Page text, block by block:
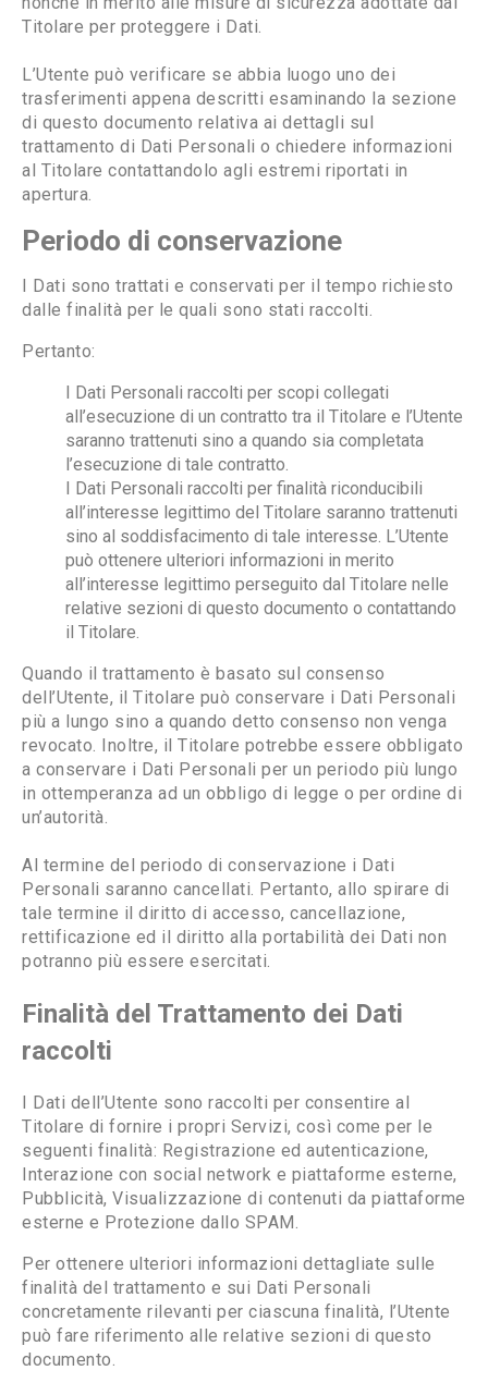
Titolare per proteggere i Dati.
L’Utente può verificare se abbia luogo uno dei
trasferimenti appena descritti esaminando la sezione
di questo documento relativa ai dettagli sul
trattamento di Dati Personali o chiedere informazioni
al Titolare contattandolo agli estremi riportati in
apertura.
Periodo di conservazione
I Dati sono trattati e conservati per il tempo richiesto
dalle finalità per le quali sono stati raccolti.
Pertanto:
I Dati Personali raccolti per scopi collegati
all’esecuzione di un contratto tra il Titolare e l’Utente
saranno trattenuti sino a quando sia completata
l’esecuzione di tale contratto.
I Dati Personali raccolti per finalità riconducibili
all’interesse legittimo del Titolare saranno trattenuti
sino al soddisfacimento di tale interesse. L’Utente
può ottenere ulteriori informazioni in merito
all’interesse legittimo perseguito dal Titolare nelle
relative sezioni di questo documento o contattando
il Titolare.
Quando il trattamento è basato sul consenso
dell’Utente, il Titolare può conservare i Dati Personali
più a lungo sino a quando detto consenso non venga
revocato. Inoltre, il Titolare potrebbe essere obbligato
a conservare i Dati Personali per un periodo più lungo
in ottemperanza ad un obbligo di legge o per ordine di
un’autorità.
Al termine del periodo di conservazione i Dati
Personali saranno cancellati. Pertanto, allo spirare di
tale termine il diritto di accesso, cancellazione,
rettificazione ed il diritto alla portabilità dei Dati non
potranno più essere esercitati.
Finalità del Trattamento dei Dati
raccolti
I Dati dell’Utente sono raccolti per consentire al
Titolare di fornire i propri Servizi, così come per le
seguenti finalità: Registrazione ed autenticazione,
Interazione con social network e piattaforme esterne,
Pubblicità, Visualizzazione di contenuti da piattaforme
esterne e Protezione dallo SPAM.
Per ottenere ulteriori informazioni dettagliate sulle
finalità del trattamento e sui Dati Personali
concretamente rilevanti per ciascuna finalità, l’Utente
può fare riferimento alle relative sezioni di questo
documento.